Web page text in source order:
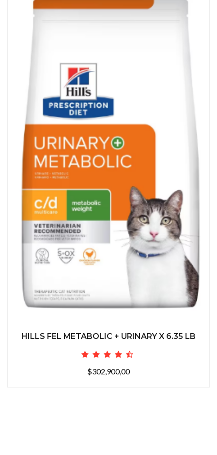
HILLS FEL METABOLIC + URINARY X 6.35 LB
$302,900,00